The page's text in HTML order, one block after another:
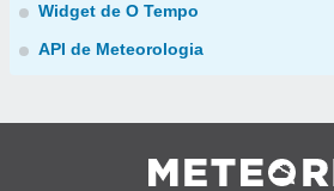
Widget de O Tempo
API de Meteorologia